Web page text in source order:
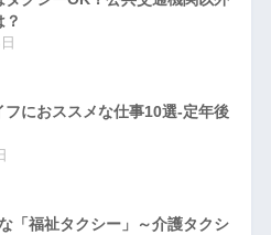
フにおススメな仕事10選-定年後
「福祉タクシー」～介護タクシ